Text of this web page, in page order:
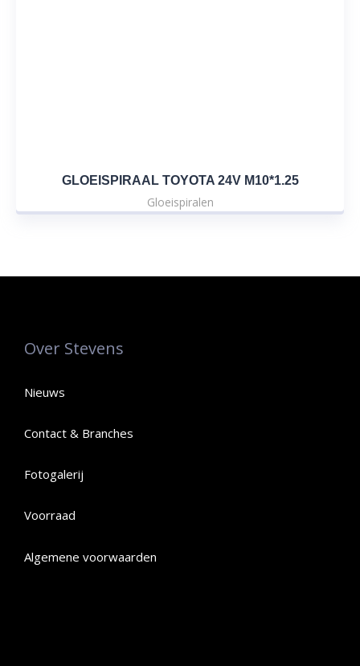
GLOEISPIRAAL TOYOTA 24V M10*1.25
Gloeispiralen
Over Stevens
Nieuws
Contact & Branches
Fotogalerij
Voorraad
Algemene voorwaarden